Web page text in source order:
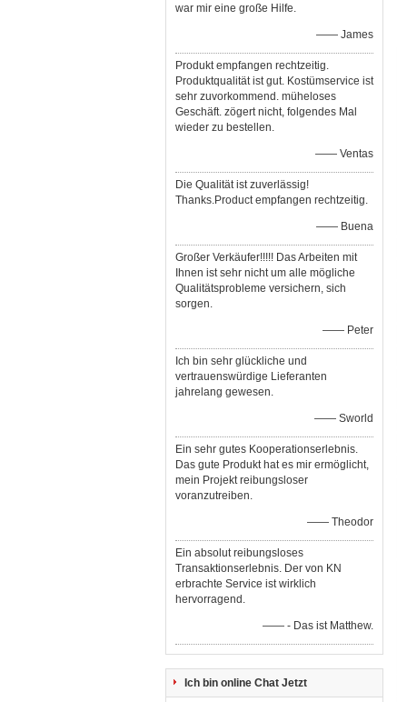
war mir eine große Hilfe.
—— James
Produkt empfangen rechtzeitig.
Produktqualität ist gut. Kostümservice ist
sehr zuvorkommend. müheloses
Geschäft. zögert nicht, folgendes Mal
wieder zu bestellen.
—— Ventas
Die Qualität ist zuverlässig!
Thanks.Product empfangen rechtzeitig.
—— Buena
Großer Verkäufer!!!!! Das Arbeiten mit
Ihnen ist sehr nicht um alle mögliche
Qualitätsprobleme versichern, sich
sorgen.
—— Peter
Ich bin sehr glückliche und
vertrauenswürdige Lieferanten
jahrelang gewesen.
—— Sworld
Ein sehr gutes Kooperationserlebnis.
Das gute Produkt hat es mir ermöglicht,
mein Projekt reibungsloser
voranzutreiben.
—— Theodor
Ein absolut reibungsloses
Transaktionserlebnis. Der von KN
erbrachte Service ist wirklich
hervorragend.
—— - Das ist Matthew.
Ich bin online Chat Jetzt